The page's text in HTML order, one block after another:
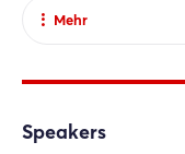
Mehr
Facebook
Speakers